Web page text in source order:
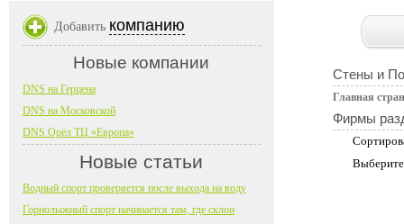
Стены и
Главная
Фирмы
Добавить компанию
Новые компании
DNS на Герцена
DNS на Московской
DNS Орёл ТЦ «Европа»
Новые статьи
Водный спорт проверяется после выхода на воду
Горнолыжный спорт начинается там, где склон